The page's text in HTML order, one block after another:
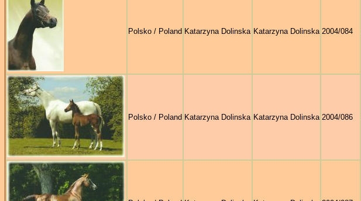
Polsko / Poland Katarzyna Dolinska Katarzyna Dolinska 2004/084
Polsko / Poland Katarzyna Dolinska Katarzyna Dolinska 2004/086